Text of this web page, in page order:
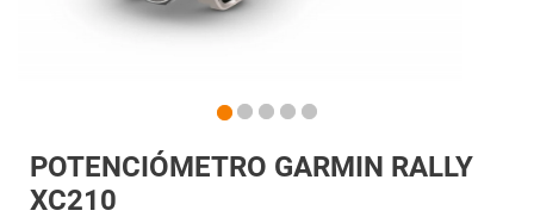
POTENCIÓMETRO GARMIN RALLY
XC210